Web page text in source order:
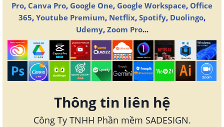
Pro, Canva Pro, Google One, Google Workspace, Office
365, Youtube Premium, Netflix, Spotify, Duolingo,
Udemy, Zoom Pro...
Thông tin liên hệ
Công Ty TNHH Phần mềm SADESIGN.